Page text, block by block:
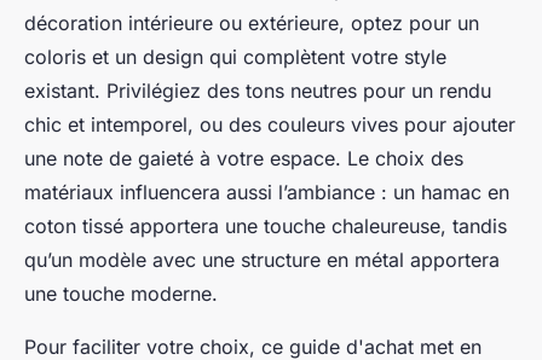
décoration intérieure ou extérieure, optez pour un
coloris et un design qui complètent votre style
existant. Privilégiez des tons neutres pour un rendu
chic et intemporel, ou des couleurs vives pour ajouter
une note de gaieté à votre espace. Le choix des
matériaux influencera aussi l’ambiance : un hamac en
coton tissé apportera une touche chaleureuse, tandis
qu’un modèle avec une structure en métal apportera
une touche moderne.
Pour faciliter votre choix, ce guide d'achat met en